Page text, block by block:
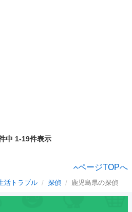
中 1-19件表示
ページTOPへ
活トラブル 探偵 鹿児島県の探偵